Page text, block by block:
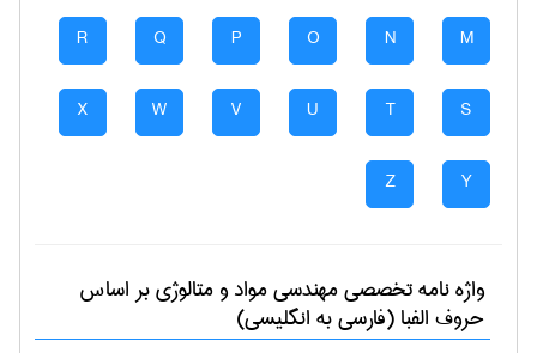
M
N
O
P
Q
R
S
T
U
V
W
X
Y
Z
واژه نامه تخصصیمهندسی مواد و متالوژیبر اساس
حروف الفبا (فارسی به انگلیسی)